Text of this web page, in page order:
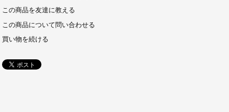
この商品を友達に教える
この商品について問い合わせる
買い物を続ける